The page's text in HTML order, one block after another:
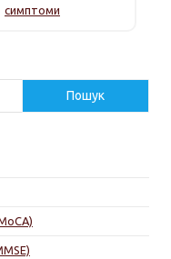
симптоми
Пошук